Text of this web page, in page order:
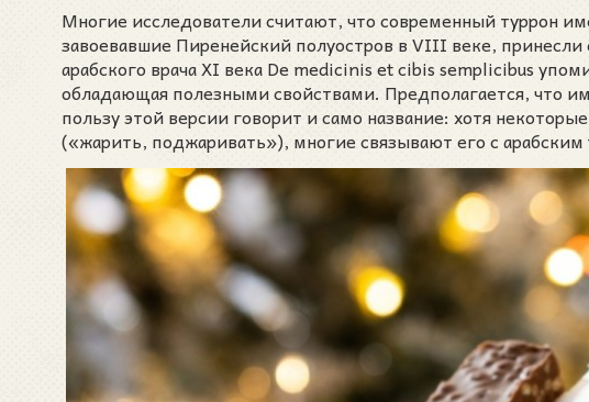
Многие исследователи считают, что современный туррон
завоевавшие Пиренейский полуостров в VIII веке,
арабского врача XI века De medicinis et cibis semplicibus
обладающая полезными свойствами. Предполагается, что
пользу этой версии говорит и само название: хотя
(«жарить, поджаривать»), многие связывают его с